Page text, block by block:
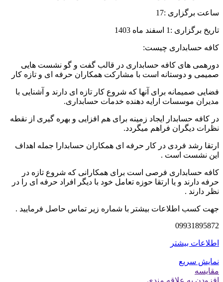
ساعت برگزاری :17
تاریخ برگزاری :1 اسفند ماه 1403
کافه حسابداری چیست:
دورهمی های کافه حسابداری در قالب گفت و گو نشست هایی
صمیمی و دوستانه است با مشارکت همکاران حرفه ای و تازه کار
فضایی صمیمانه برای آنها که شروع کار تازه ای دارند و آشنایی با
مدیران موسسات ارایه دهنده خدمات حسابداری.
در کافه حسابدار ایجاد زمینه برای هم افزایی و بهره گیری از نقطه
نظرات دیگران فراهم میگردد.
ارتقا رشد فردی در کار حرفه ای همکاران حسابدارا جمله اهداف
این نشست است .
کافه حسابداری فرصی است برای همکارانی که شروع تازه در
حرفه دارند و یا ارتقا حوزه تعامل خود با دیگر افراد حرفه ای را در
نظر دارند .
جهت کسب اطلاعات بیشتر با شماره زیر تماس حاصل فرمایید .
09931895872
اطلاعات بیشتر
نمایش سریع
مقايسه
افزودن به علاقه مندی